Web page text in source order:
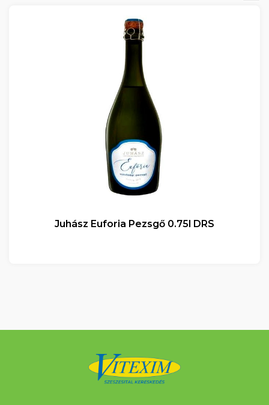
Juhász Euforia Pezsgő 0.75l DRS